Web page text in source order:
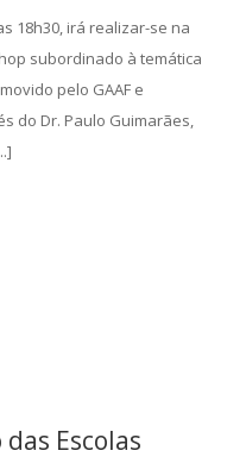
18h30, irá realizar-se na
subordinado à temática
pelo GAAF e
do Dr. Paulo Guimarães,
Escolas